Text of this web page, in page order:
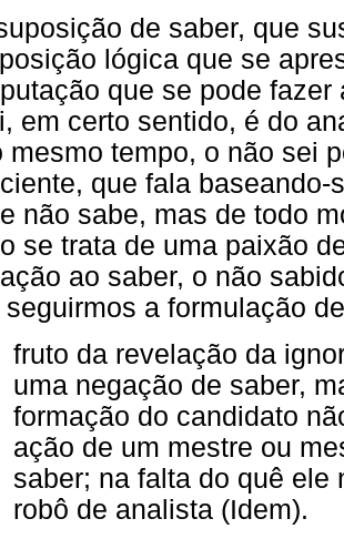
de saber, que
lógica que se
que se pode
em certo sentido, é do
mesmo tempo, o não sei
que fala
não sabe, mas de todo
se trata de uma paixão
ao saber, o não
seguirmos a formulação
fruto da revelação da
uma negação de saber,
formação do candidato
ação de um mestre ou
saber; na falta do quê ele
robô de analista (Idem).